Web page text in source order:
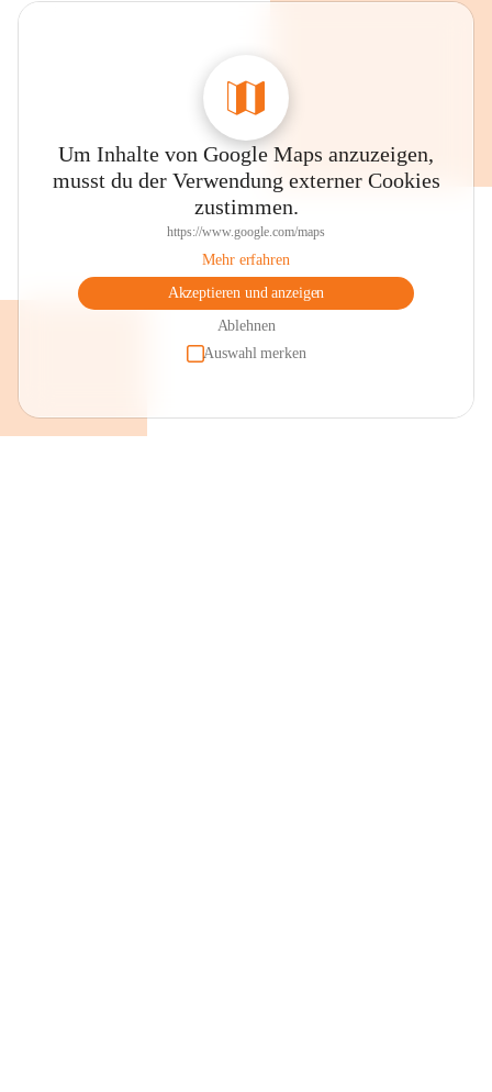
Um Inhalte von Google Maps anzuzeigen,
musst du der Verwendung externer Cookies
zustimmen.
https://www.google.com/maps
Mehr erfahren
Akzeptieren und anzeigen
Ablehnen
Auswahl merken